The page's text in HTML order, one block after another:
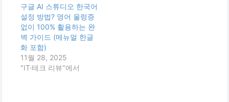
구글 AI 스튜디오 한국어
설정 방법? 영어 울렁증
없이 100% 활용하는 완
벽 가이드 (메뉴얼 한글
화 포함)
11월 28, 2025
"IT·테크 리뷰"에서